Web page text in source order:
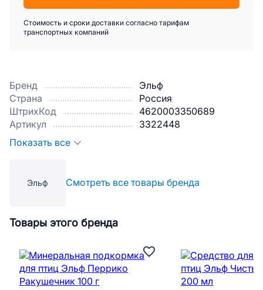
Бренд
Эльф
Страна
Россия
ШтрихКод
4620003350689
Артикул
3322448
Показать все
Эльф Смотреть все товары бренда
Стоимость и сроки доставки согласно тарифам
транспортных компаний
Товары этого бренда